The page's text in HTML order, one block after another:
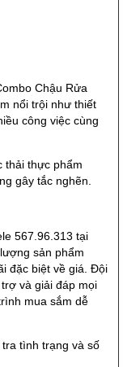
Chậu Rửa
nổi trội như thiết
công việc cùng
thải thực phẩm
gây tắc nghẽn.
567.96.313 tại
sản phẩm
đặc biệt về giá. Đội
và giải đáp mọi
mua sắm dễ
tình trạng và số